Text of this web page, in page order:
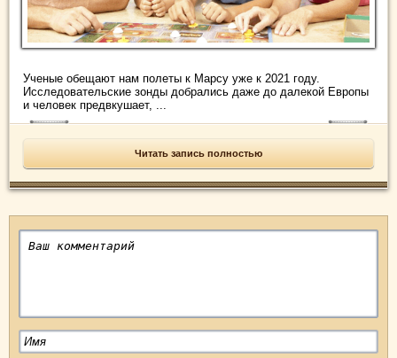
Ученые обещают нам полеты к Марсу уже к 2021 году.
Исследовательские зонды добрались даже до далекой Европы
и человек предвкушает, ...
Читать запись полностью